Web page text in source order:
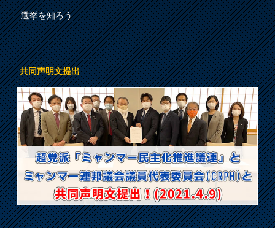
選挙を知ろう
共同声明文提出